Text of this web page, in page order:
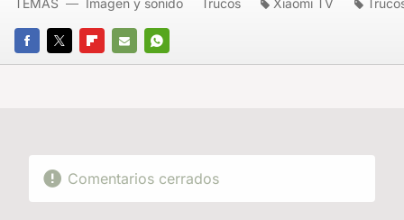
FACEBOOK
TWITTERFLIPBOARD
E-
WHATSAPP
TEMAS Imagen y sonido Trucos Xiaomi TV
Comentarios cerrados